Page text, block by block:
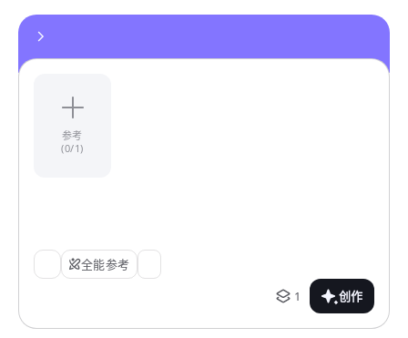
参考
(0/1)
全能参考
1
创作